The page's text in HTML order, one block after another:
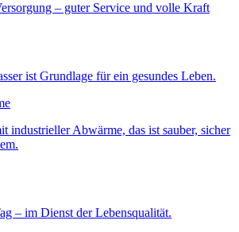
– guter Service und volle Kraft
ist Grundlage für ein gesundes Leben.
industrieller Abwärme, das ist sauber, sicher
– im Dienst der Lebensqualität.